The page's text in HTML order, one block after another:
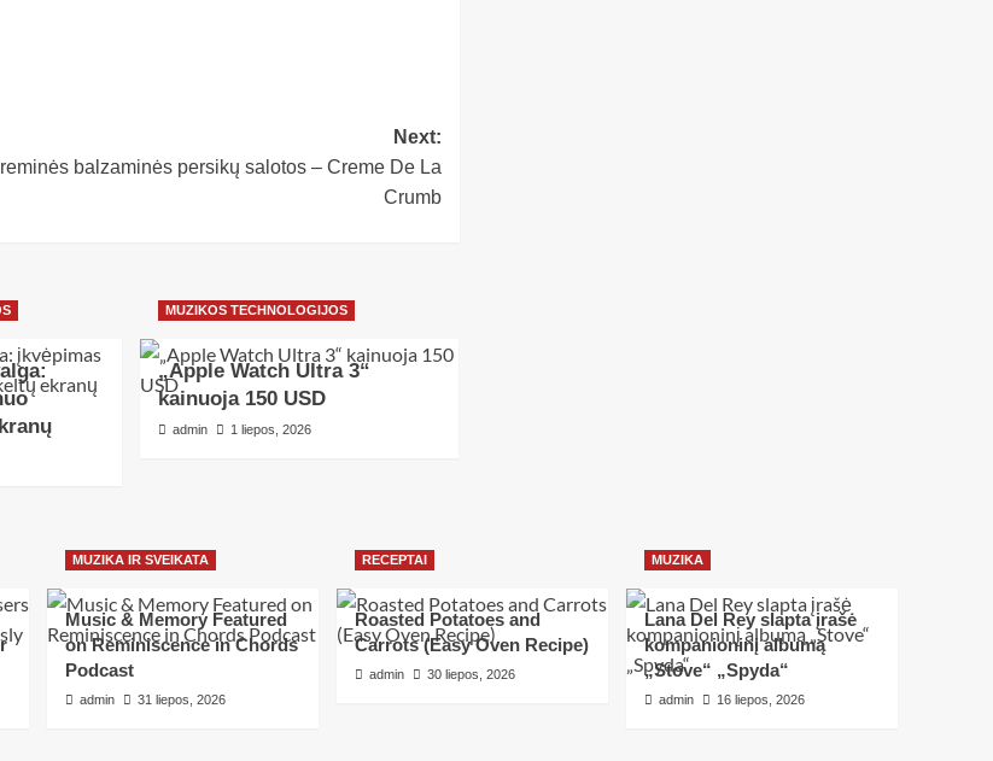
Next:
balzaminės persikų salotos – Creme De La
Crumb
MUZIKOS TECHNOLOGIJOS
„Apple Watch Ultra 3“
kainuoja 150 USD
admin 1 liepos, 2026
MUZIKA IR SVEIKATA
Music & Memory Featured
on Reminiscence in Chords
Podcast
admin 31 liepos, 2026
RECEPTAI
Roasted Potatoes and
Carrots (Easy Oven Recipe)
admin 30 liepos, 2026
MUZIKA
Lana Del Rey slapta įrašė
kompanioninį albumą
„Stove“ „Spyda“
admin 16 liepos, 2026